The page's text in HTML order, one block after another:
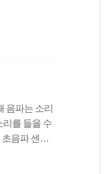
음파는 소리
리를 들을 수
음파 센서